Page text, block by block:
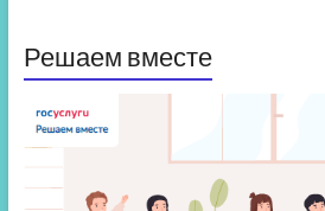
Решаем вместе